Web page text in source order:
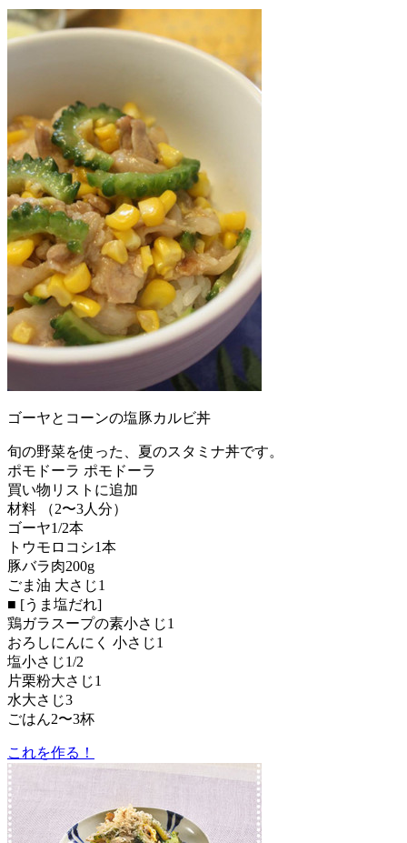
ゴーヤとコーンの塩豚カルビ丼
旬の野菜を使った、夏のスタミナ丼です。
ポモドーラ ポモドーラ
買い物リストに追加
材料 （2〜3人分）
ゴーヤ1/2本
トウモロコシ1本
豚バラ肉200g
ごま油 大さじ1
■ [うま塩だれ]
鶏ガラスープの素小さじ1
おろしにんにく 小さじ1
塩小さじ1/2
片栗粉大さじ1
水大さじ3
ごはん2〜3杯
これを作る！